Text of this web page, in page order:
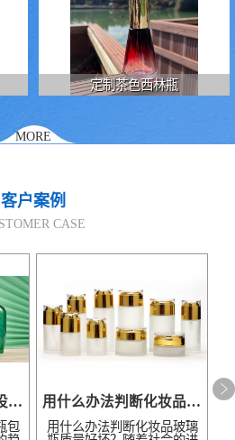
定制茶色西林瓶
MORE
客户案例
CASE
化妆品玻璃瓶包装的设计非常重要
包
用什么办法判断化妆品玻璃瓶质量好坏？
用什么办法判断化妆品玻璃